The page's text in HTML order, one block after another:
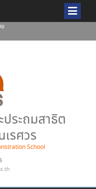
ประถมสาธิต
รศวร
School